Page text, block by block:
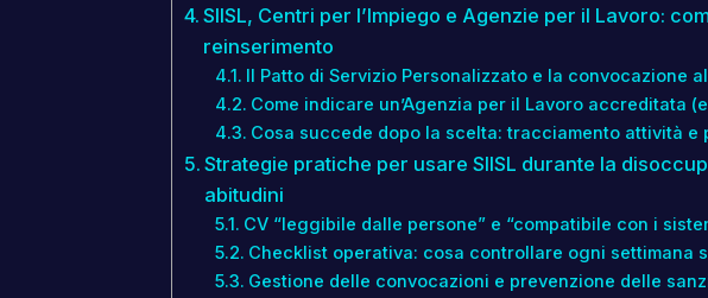
SIISL, Centri per l’Impiego e Agenzie per il Lavoro:
reinserimento
Il Patto di Servizio Personalizzato e la convocazione al
Come indicare un’Agenzia per il Lavoro accreditata
Cosa succede dopo la scelta: tracciamento attività e
Strategie pratiche per usare SIISL durante la
abitudini
CV “leggibile dalle persone” e “compatibile con i
Checklist operativa: cosa controllare ogni settimana
Gestione delle convocazioni e prevenzione delle